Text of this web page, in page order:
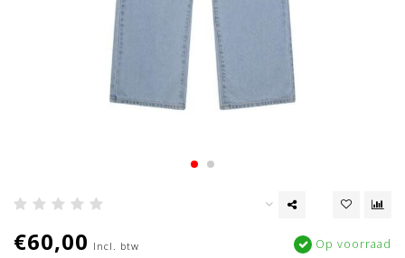
€60,00 Incl. btw Op voorraad